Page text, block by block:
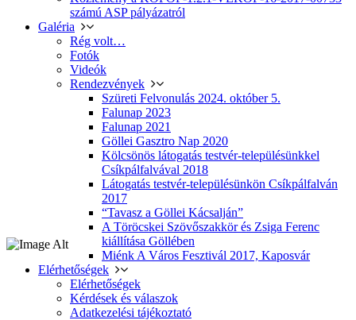
számú ASP pályázatról
Galéria
Rég volt…
Fotók
Videók
Rendezvények
Szüreti Felvonulás 2024. október 5.
Falunap 2023
Falunap 2021
Göllei Gasztro Nap 2020
Kölcsönös látogatás testvér-településünkkel
Csíkpálfalvával 2018
Látogatás testvér-településünkön Csíkpálfalván
2017
“Tavasz a Göllei Kácsalján”
A Töröcskei Szövőszakkör és Zsiga Ferenc
kiállítása Göllében
Miénk A Város Fesztivál 2017, Kaposvár
Elérhetőségek
Elérhetőségek
Kérdések és válaszok
Adatkezelési tájékoztató